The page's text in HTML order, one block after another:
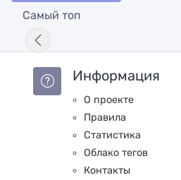
Самый топ
Информация
О проекте
Правила
Статистика
Облако тегов
Контакты